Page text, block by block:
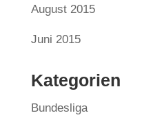
August 2015
Juni 2015
Kategorien
Bundesliga